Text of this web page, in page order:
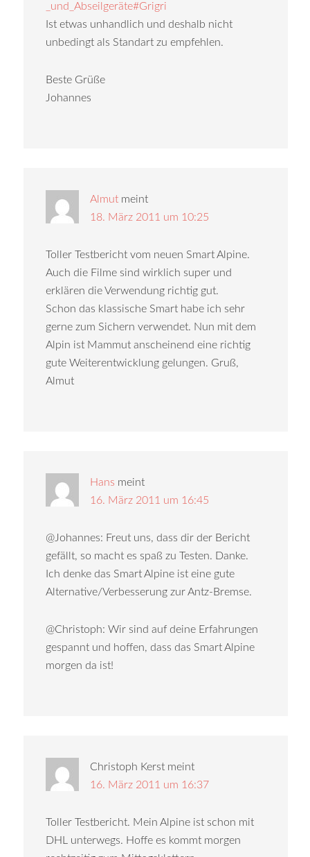
_und_Abseilgeräte#Grigri
Ist etwas unhandlich und deshalb nicht
unbedingt als Standart zu empfehlen.
Beste Grüße
Johannes
Almut meint
18. März 2011 um 10:25
Toller Testbericht vom neuen Smart Alpine.
Auch die Filme sind wirklich super und
erklären die Verwendung richtig gut.
Schon das klassische Smart habe ich sehr
gerne zum Sichern verwendet. Nun mit dem
Alpin ist Mammut anscheinend eine richtig
gute Weiterentwicklung gelungen. Gruß,
Almut
Hans meint
16. März 2011 um 16:45
@Johannes: Freut uns, dass dir der Bericht
gefällt, so macht es spaß zu Testen. Danke.
Ich denke das Smart Alpine ist eine gute
Alternative/Verbesserung zur Antz-Bremse.
@Christoph: Wir sind auf deine Erfahrungen
gespannt und hoffen, dass das Smart Alpine
morgen da ist!
Christoph Kerst meint
16. März 2011 um 16:37
Toller Testbericht. Mein Alpine ist schon mit
DHL unterwegs. Hoffe es kommt morgen